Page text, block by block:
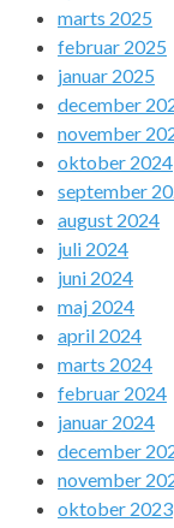
marts 2025
februar 2025
januar 2025
december
november
oktober 2024
september
august 2024
juli 2024
juni 2024
maj 2024
april 2024
marts 2024
februar 2024
januar 2024
december
november
oktober 2023